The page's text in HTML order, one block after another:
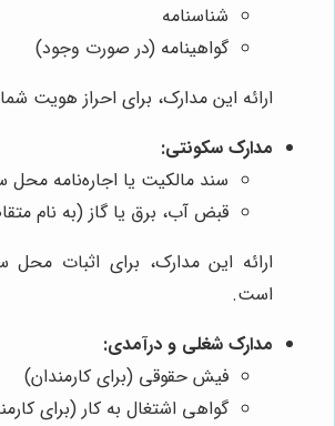
شناسنامه
گواهینامه (در صورت وجود)
ارائه این مدارک، برای احراز هویت
مدارک سکونتی:
سند مالکیت یا اجاره‌نامه
قبض آب، برق یا گاز (به نام
ارائه این مدارک، برای اثبات
است.
مدارک شغلی و درآمدی:
فیش حقوقی (برای کارمندان)
گواهی اشتغال به کار (برای